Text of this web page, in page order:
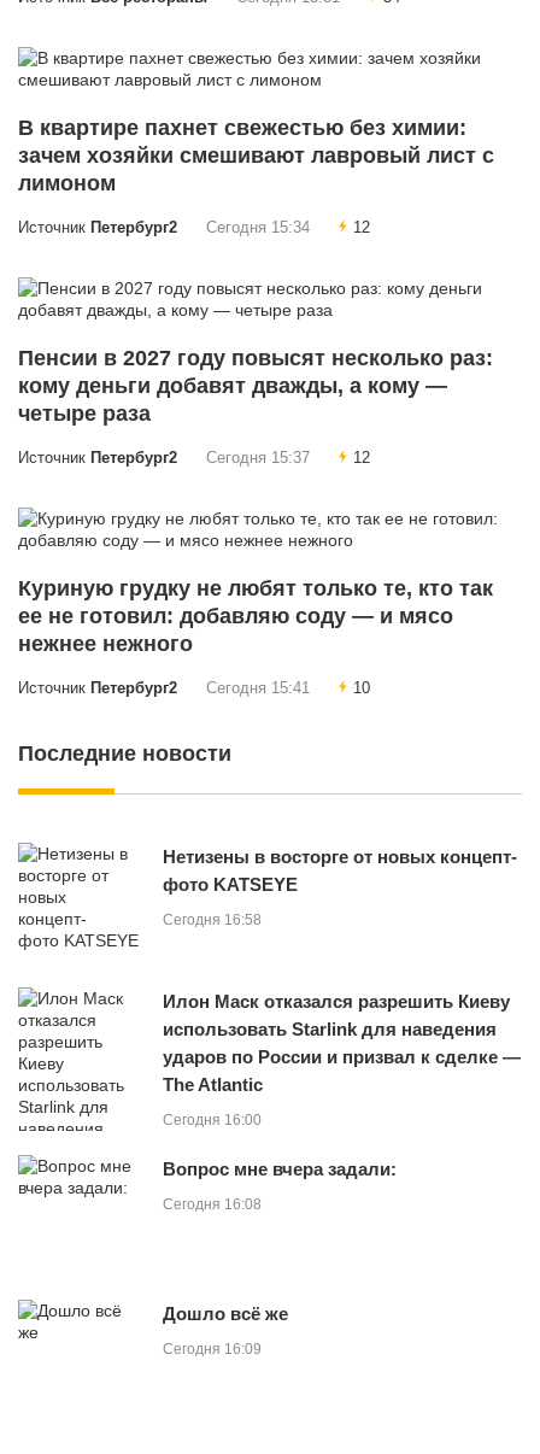
В квартире пахнет свежестью без химии:
зачем хозяйки смешивают лавровый лист с
лимоном
Источник Петербург2 Сегодня 15:34 12
Пенсии в 2027 году повысят несколько раз:
кому деньги добавят дважды, а кому —
четыре раза
Источник Петербург2 Сегодня 15:37 12
Куриную грудку не любят только те, кто так
ее не готовил: добавляю соду — и мясо
нежнее нежного
Источник Петербург2 Сегодня 15:41 10
Последние новости
Нетизены в восторге от новых концепт-
фото KATSEYE
Сегодня 16:58
Илон Маск отказался разрешить Киеву
использовать Starlink для наведения
ударов по России и призвал к сделке —
The Atlantic
Сегодня 16:00
Вопрос мне вчера задали:
Сегодня 16:08
Дошло всё же
Сегодня 16:09